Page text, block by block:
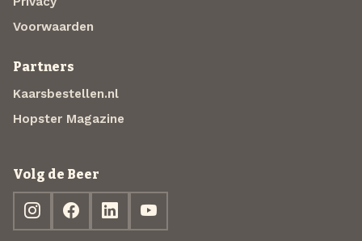
Voorwaarden
Partners
Kaarsbestellen.nl
Hopster Magazine
Volg de Beer